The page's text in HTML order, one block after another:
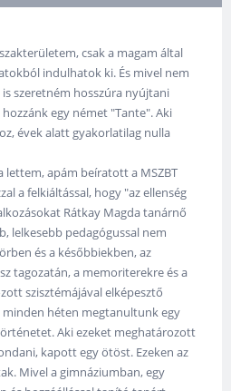
csak a magam által
indulhatok ki. És mivel nem
szeretném hosszúra nyújtani
egy német "Tante". Aki
évek alatt gyakorlatilag nulla
lettem, apám beíratott a MSZBT
a felkiáltással, hogy "az ellenség
Rátkay Magda tanárnő
lelkesebb pedagógussal nem
és a későbbiekben, az
tagozatán, a memoriterekre és a
szisztémájával elképesztő
héten megtanultunk egy
Aki ezeket meghatározott
kapott egy ötöst. Ezeken az
Mivel a gimnáziumban, egy